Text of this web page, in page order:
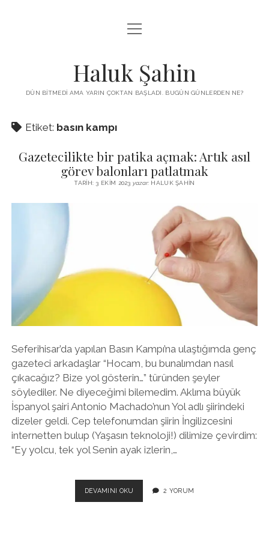
KUTUP YILDIZI
MENDIREK YAZILARI
İYI YAŞAM VE MUTLULUK ÜZERINE
BABIALI’DE CINAYET
PROGRAMLAR
BIZ KIMIZ?
DERS NOTLARI – LECTURE NOTES
MED 532 SPRING ‘25
YAZMADAN EDEMEDIM
HABERLER / NEWS
facebookinstagram
menüyü
aç
Haluk Şahin
DÜN BITMEDI AMA YARIN ÇOKTAN BAŞLADI. BUGÜN GÜNLERDEN NE?
Etiket: basın kampı
Gazetecilikte bir patika açmak: Artık asıl
görev balonları patlatmak
TARIH: 3 EKIM 2023yazar: HALUK ŞAHIN
Seferihisar’da yapılan Basın Kampı’na ulaştığımda genç
gazeteci arkadaşlar “Hocam, bu bunalımdan nasıl
çıkacağız? Bize yol gösterin…” türünden şeyler
söylediler. Ne diyeceğimi bilemedim. Aklıma büyük
İspanyol şairi Antonio Machado’nun Yol adlı şiirindeki
dizeler geldi. Cep telefonumdan şiirin İngilizcesini
internetten bulup (Yaşasın teknoloji!) dilimize çevirdim:
“Ey yolcu, tek yol Senin ayak izlerin,…
DEVAMINI OKU GAZETECILIKTE
BIR
2 YORUM